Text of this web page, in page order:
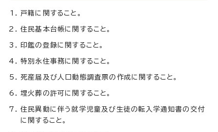
戸籍に関すること。
住民基本台帳に関すること。
印鑑の登録に関すること。
特別永住事務に関すること。
死産届及び人口動態調査票の作成に関すること。
埋火葬の許可に関すること。
住民異動に伴う就学児童及び生徒の転入学通知書の交付
に関すること。